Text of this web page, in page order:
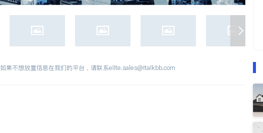
如果不想放置信息在我们的平台，请联系elite.sales@italkbb.com